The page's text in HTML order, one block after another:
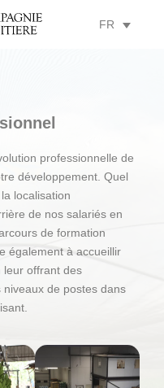
FR
professionnelle de
développement. Quel
localisation
de nos salariés en
de formation
également à accueillir
leur offrant des
de postes dans